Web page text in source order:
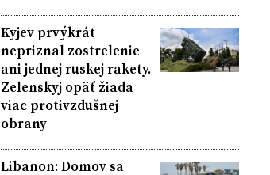
Kyjev prvýkrát
nepriznal zostrelenie
ani jednej ruskej rakety.
Zelenskyj opäť žiada
viac protivzdušnej
obrany
Libanon: Domov sa